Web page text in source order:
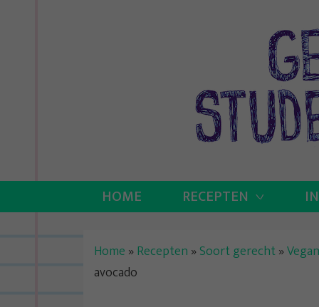
HOME RECEPTEN
Home » Recepten » Soort gerecht»Vegan
avocado